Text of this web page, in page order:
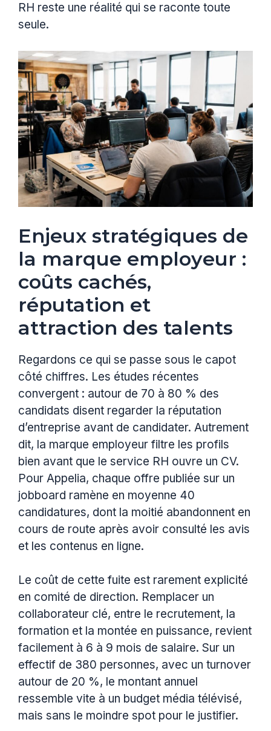
RH reste une réalité qui se raconte toute
seule.
Enjeux stratégiques de
la marque employeur :
coûts cachés,
réputation et
attraction des talents
Regardons ce qui se passe sous le capot
côté chiffres. Les études récentes
convergent : autour de 70 à 80 % des
candidats disent regarder la réputation
d’entreprise avant de candidater. Autrement
dit, la marque employeur filtre les profils
bien avant que le service RH ouvre un CV.
Pour Appelia, chaque offre publiée sur un
jobboard ramène en moyenne 40
candidatures, dont la moitié abandonnent en
cours de route après avoir consulté les avis
et les contenus en ligne.
Le coût de cette fuite est rarement explicité
en comité de direction. Remplacer un
collaborateur clé, entre le recrutement, la
formation et la montée en puissance, revient
facilement à 6 à 9 mois de salaire. Sur un
effectif de 380 personnes, avec un turnover
autour de 20 %, le montant annuel
ressemble vite à un budget média télévisé,
mais sans le moindre spot pour le justifier.